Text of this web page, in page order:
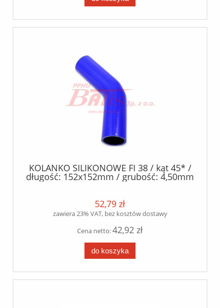
KOLANKO SILIKONOWE FI 38 / kąt 45* /
długość: 152x152mm / grubość: 4,50mm
/- 0.5mm / silikon poliester /
52,79 zł
zawiera 23% VAT, bez kosztów dostawy
Cena netto:42,92 zł
do koszyka